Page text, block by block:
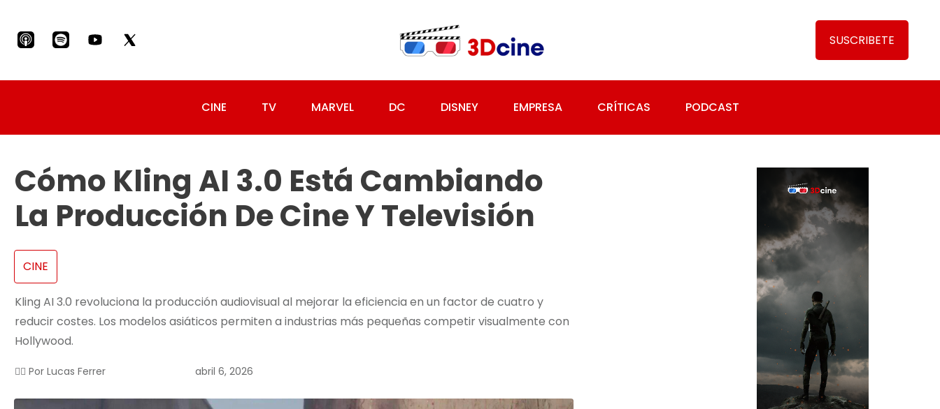
SUSCRIBETE
CINE TV MARVEL DC DISNEY EMPRESA CRÍTICAS PODCAST
Cómo Kling AI 3.0 Está Cambiando
La Producción De Cine Y Televisión
CINE
Kling AI 3.0 revoluciona la producción audiovisual al mejorar la eficiencia en un factor de cuatro y
reducir costes. Los modelos asiáticos permiten a industrias más pequeñas competir visualmente con
Hollywood.
✍🏻 Por Lucas Ferrer abril 6, 2026